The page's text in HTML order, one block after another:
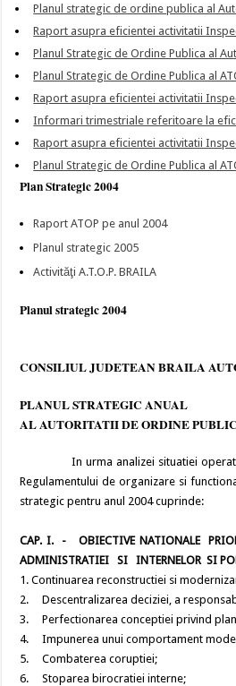
Planul strategic de ordine publica al
Raport asupra eficientei activitatii
Planul Strategic de Ordine Publica al
Planul Strategic de Ordine Publica al
Raport asupra eficientei activitatii
Informari trimestriale referitoare la
Raport asupra eficientei activitatii
Planul Strategic de Ordine Publica al
Plan Strategic 2004
Raport ATOP pe anul 2004
Planul strategic 2005
Activităţi A.T.O.P. BRAILA
Planul strategic 2004
CONSILIUL JUDETEAN BRAILA
PLANUL STRATEGIC ANUAL
AL AUTORITATII DE ORDINE
In urma analizei situatiei operative
Regulamentului de organizare si
strategic pentru anul 2004 cuprinde:
CAP. I. - OBIECTIVE NATIONALE
ADMINISTRATIEI SI INTERNELOR SI
1. Continuarea reconstructiei si
2. Descentralizarea deciziei, a
3. Perfectionarea conceptiei privind
4. Impunerea unui comportament
5. Combaterea coruptiei;
6. Stoparea birocratiei interne;